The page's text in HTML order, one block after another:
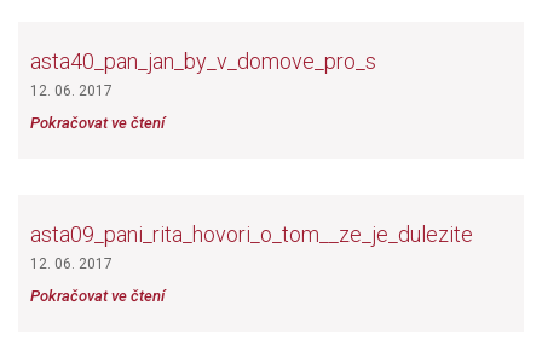
asta40_pan_jan_by_v_domove_pro_s
12. 06. 2017
Pokračovat ve čtení
asta09_pani_rita_hovori_o_tom__ze_je_dulezite
12. 06. 2017
Pokračovat ve čtení